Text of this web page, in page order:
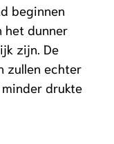
beginnen
het dunner
zijn. De
zullen echter
drukte